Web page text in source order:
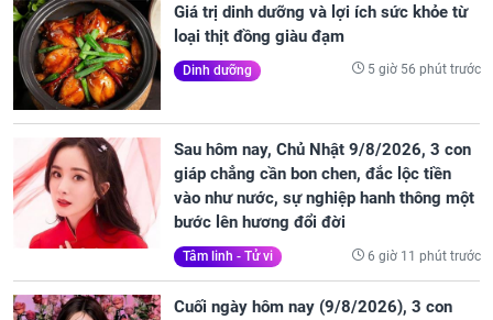
Giá trị dinh dưỡng và lợi ích sức khỏe từ
loại thịt đồng giàu đạm
Dinh dưỡng 5 giờ 56 phút trước
Sau hôm nay, Chủ Nhật 9/8/2026, 3 con
giáp chẳng cần bon chen, đắc lộc tiền
vào như nước, sự nghiệp hanh thông một
bước lên hương đổi đời
Tâm linh - Tử vi 6 giờ 11 phút trước
Cuối ngày hôm nay (9/8/2026), 3 con